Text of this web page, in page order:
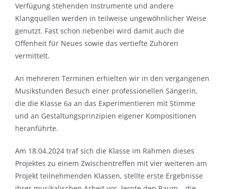
Verfügung stehenden Instrumente und andere
Klangquellen werden in teilweise ungewöhnlicher Weise
genutzt. Fast schon nebenbei wird damit auch die
Offenheit für Neues sowie das vertiefte Zuhören
vermittelt.
An mehreren Terminen erhielten wir in den vergangenen
Musikstunden Besuch einer professionellen Sängerin,
die die Klasse 6a an das Experimentieren mit Stimme
und an Gestaltungsprinzipien eigener Kompositionen
heranführte.
Am 18.04.2024 traf sich die Klasse im Rahmen dieses
Projektes zu einem Zwischentreffen mit vier weiteren am
Projekt teilnehmenden Klassen, stellte erste Ergebnisse